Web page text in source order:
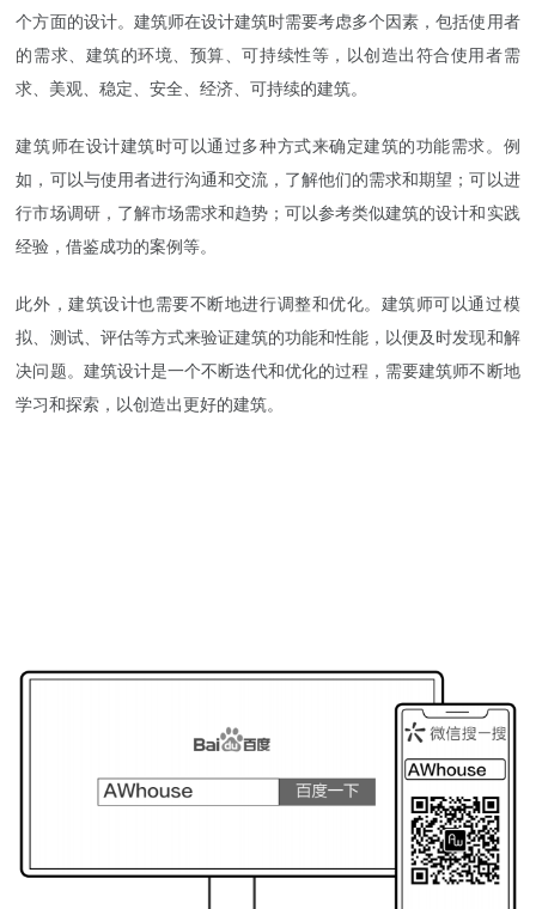
个方面的设计。建筑师在设计建筑时需要考虑多个因素，包括使用者
的需求、建筑的环境、预算、可持续性等，以创造出符合使用者需
求、美观、稳定、安全、经济、可持续的建筑。
建筑师在设计建筑时可以通过多种方式来确定建筑的功能需求。例
如，可以与使用者进行沟通和交流，了解他们的需求和期望；可以进
行市场调研，了解市场需求和趋势；可以参考类似建筑的设计和实践
经验，借鉴成功的案例等。
此外，建筑设计也需要不断地进行调整和优化。建筑师可以通过模
拟、测试、评估等方式来验证建筑的功能和性能，以便及时发现和解
决问题。建筑设计是一个不断迭代和优化的过程，需要建筑师不断地
学习和探索，以创造出更好的建筑。